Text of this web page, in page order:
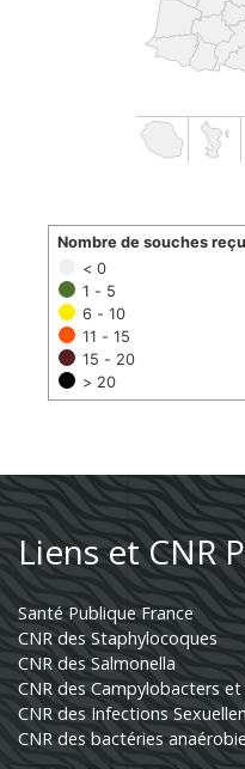
< 0
1 - 5
6 - 10
11 - 15
15 - 20
> 20
Nombre de souches
Liens et CNR
Santé Publique France
CNR des Staphylocoques
CNR des Salmonella
CNR des Campylobacters
CNR des Infections
CNR des bactéries